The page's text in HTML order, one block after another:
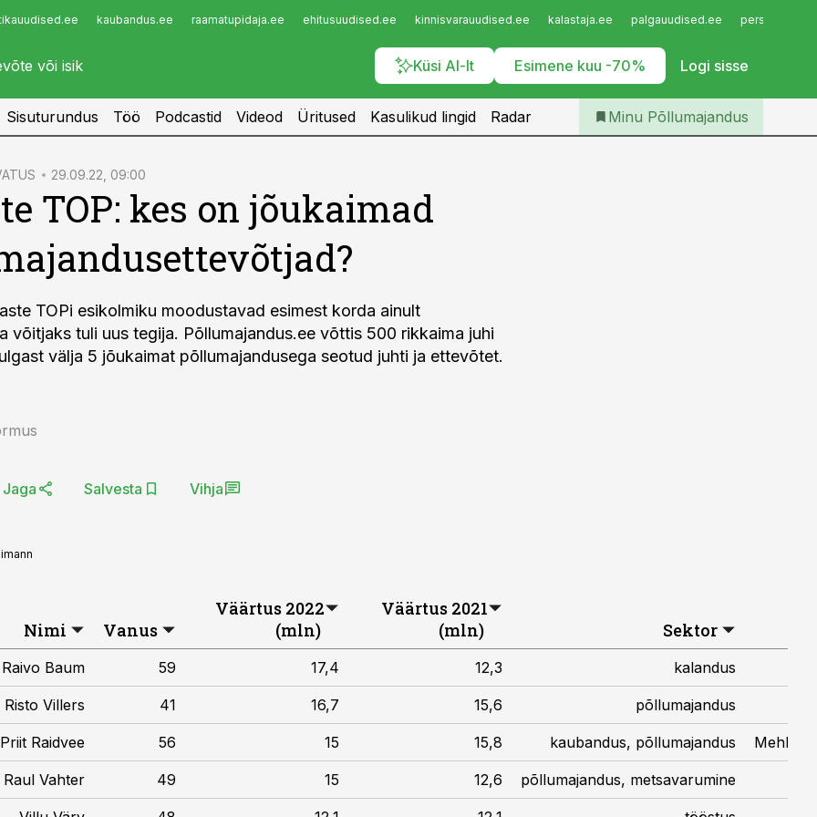
kaubandus.ee raamatupidaja.ee ehitusuudised.ee kinnisvarauudised.ee kalastaja.ee palgauudised.ee
Küsi AI-lt Esimene kuu -70% Logi sisse
Infopank
Iseteenindus
Telli Põllumajandus
Sisuturundus Töö Podcastid Videod Üritused Kasulikud lingid Radar Minu Põllumajandus
29.09.22, 09:00
TOP: kes on jõukaimad
TOPi esikolmiku moodustavad esimest korda ainult
võitjaks tuli uus tegija. Põllumajandus.ee võttis 500 rikkaima juhi
välja 5 jõukaimat põllumajandusega seotud juhti ja ettevõtet.
Jaga Salvesta Vihja
Nimi Vanus
Väärtus 2022
(mln)
Väärtus 2021
(mln)
Sektor
Raivo Baum 59 17,4 12,3 kalandus
Risto Villers 41 16,7 15,6 põllumajandus
Priit Raidvee 56 15 15,8 kaubandus, põllumajandus
Vahter 49 15 12,6 põllumajandus, metsavarumine